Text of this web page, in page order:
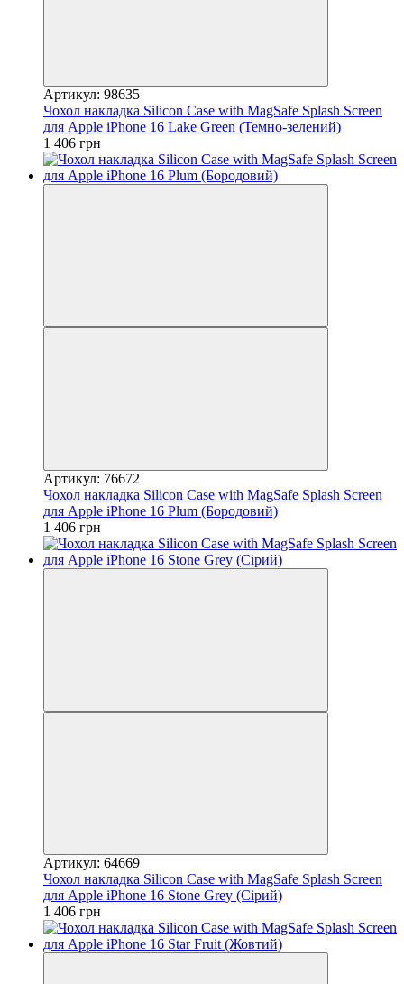
Артикул: 98635
Чохол накладка Silicon Case with MagSafe Splash Screen
для Apple iPhone 16 Lake Green (Темно-зелений)
1 406 грн
Артикул: 76672
Чохол накладка Silicon Case with MagSafe Splash Screen
для Apple iPhone 16 Plum (Бородовий)
1 406 грн
Артикул: 64669
Чохол накладка Silicon Case with MagSafe Splash Screen
для Apple iPhone 16 Stone Grey (Сірий)
1 406 грн